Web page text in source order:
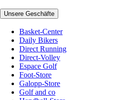
Unsere Geschäfte
Basket-Center
Daily Bikers
Direct Running
Direct-Volley
Espace Golf
Foot-Store
Galopp-Store
Golf and co